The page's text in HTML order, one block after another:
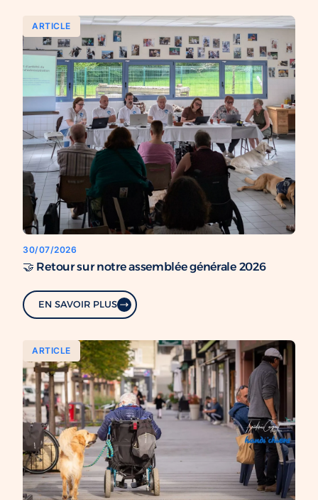
ARTICLE
30/07/2026
🤝 Retour sur notre assemblée générale 2026
EN SAVOIR PLUS
ARTICLE